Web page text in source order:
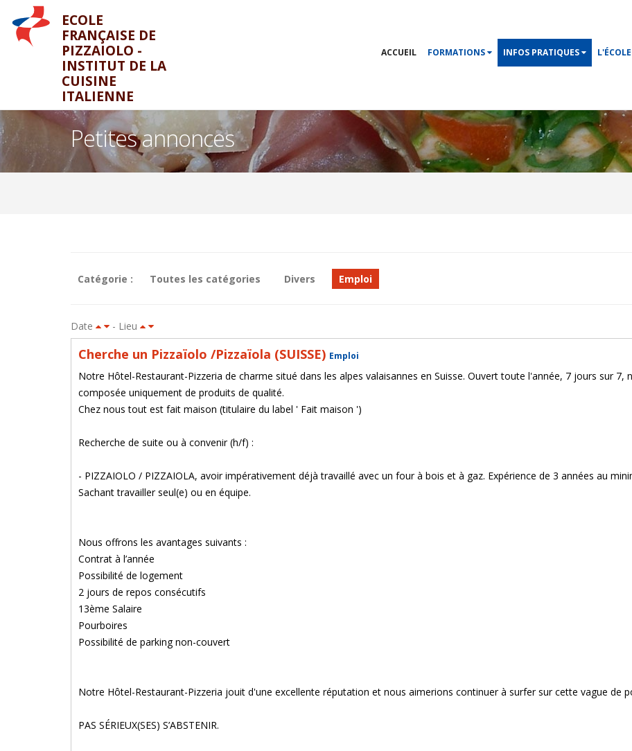
ECOLE
FRANÇAISE DE
PIZZAIOLO -
INSTITUT DE LA
CUISINE
ITALIENNE
ACCUEIL FORMATIONS INFOS PRATIQUES L'ÉCOLE
Petites annonces
Catégorie : Toutes les catégories Divers Emploi
Date - Lieu
Cherche un Pizzaïolo /Pizzaïola (SUISSE) Emploi
Notre Hôtel-Restaurant-Pizzeria de charme situé dans les alpes valaisannes en Suisse. Ouvert toute l'année, 7 jours sur
composée uniquement de produits de qualité.
Chez nous tout est fait maison (titulaire du label ' Fait maison ')
Recherche de suite ou à convenir (h/f) :
- PIZZAIOLO / PIZZAIOLA, avoir impérativement déjà travaillé avec un four à bois et à gaz. Expérience de 3 années au
Sachant travailler seul(e) ou en équipe.
Nous offrons les avantages suivants :
Contrat à l’année
Possibilité de logement
2 jours de repos consécutifs
13ème Salaire
Pourboires
Possibilité de parking non-couvert
Notre Hôtel-Restaurant-Pizzeria jouit d'une excellente réputation et nous aimerions continuer à surfer sur cette vague de
PAS SÉRIEUX(SES) S’ABSTENIR.